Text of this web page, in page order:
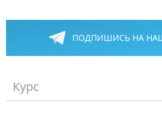
ПОДПИШИСЬ НА НАШ
Курс